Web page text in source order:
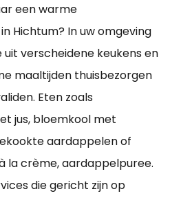
een warme
Hichtum? In uw omgeving
verscheidene keukens en
maaltijden thuisbezorgen
Eten zoals
jus, bloemkool met
aardappelen of
la crème, aardappelpuree.
die gericht zijn op